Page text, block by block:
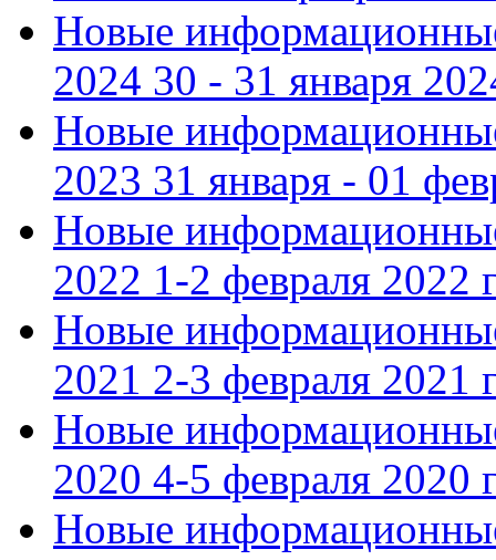
Новые
2024 30 - 31 января
Новые
2023 31 января - 01
Новые
2022 1-2 февраля 2022
Новые
2021 2-3 февраля 2021
Новые
2020 4-5 февраля 2020
Новые